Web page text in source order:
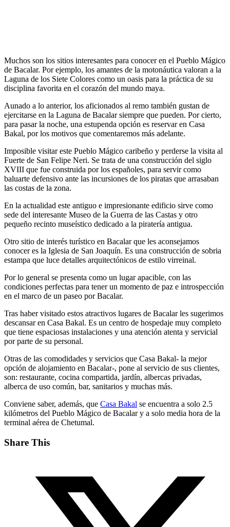
Muchos son los sitios interesantes para conocer en el Pueblo Mágico
de Bacalar. Por ejemplo, los amantes de la motonáutica valoran a la
Laguna de los Siete Colores como un oasis para la práctica de su
disciplina favorita en el corazón del mundo maya.
Aunado a lo anterior, los aficionados al remo también gustan de
ejercitarse en la Laguna de Bacalar siempre que pueden. Por cierto,
para pasar la noche, una estupenda opción es reservar en Casa
Bakal, por los motivos que comentaremos más adelante.
Imposible visitar este Pueblo Mágico caribeño y perderse la visita al
Fuerte de San Felipe Neri. Se trata de una construcción del siglo
XVIII que fue construida por los españoles, para servir como
baluarte defensivo ante las incursiones de los piratas que arrasaban
las costas de la zona.
En la actualidad este antiguo e impresionante edificio sirve como
sede del interesante Museo de la Guerra de las Castas y otro
pequeño recinto museístico dedicado a la piratería antigua.
Otro sitio de interés turístico en Bacalar que les aconsejamos
conocer es la Iglesia de San Joaquín. Es una construcción de sobria
estampa que luce detalles arquitectónicos de estilo virreinal.
Por lo general se presenta como un lugar apacible, con las
condiciones perfectas para tener un momento de paz e introspección
en el marco de un paseo por Bacalar.
Tras haber visitado estos atractivos lugares de Bacalar les sugerimos
descansar en Casa Bakal. Es un centro de hospedaje muy completo
que tiene espaciosas instalaciones y una atención atenta y servicial
por parte de su personal.
Otras de las comodidades y servicios que Casa Bakal- la mejor
opción de alojamiento en Bacalar-, pone al servicio de sus clientes,
son: restaurante, cocina compartida, jardín, albercas privadas,
alberca de uso común, bar, sanitarios y muchas más.
Conviene saber, además, que Casa Bakal se encuentra a solo 2.5
kilómetros del Pueblo Mágico de Bacalar y a solo media hora de la
terminal aérea de Chetumal.
Share This